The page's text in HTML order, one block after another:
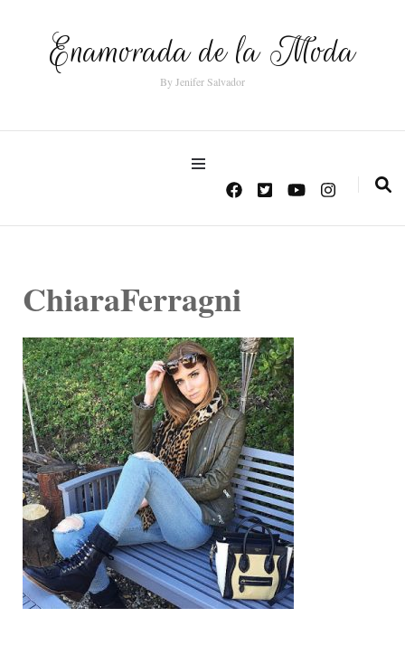
Enamorada de la Moda
By Jenifer Salvador
ChiaraFerragni